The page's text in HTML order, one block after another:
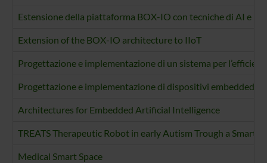
Estensione della piattaforma BOX-IO con tecniche di AI e
Extension of the BOX-IO architecture to IIoT
Progettazione e implementazione di un sistema per
Progettazione e implementazione di dispositivi embedded
Architectures for Embedded Artificial Intelligence
TREATS Therapeutic Robot in early Autism Trough a Smart
Medical Smart Space